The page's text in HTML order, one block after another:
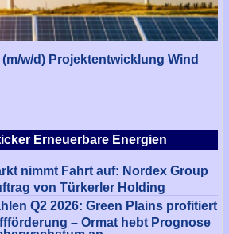
w/d) Projektentwicklung Wind
Erneuerbare Energien
nimmt Fahrt auf: Nordex Group
von Türkerler Holding
Q2 2026: Green Plains profitiert
– Ormat hebt Prognose